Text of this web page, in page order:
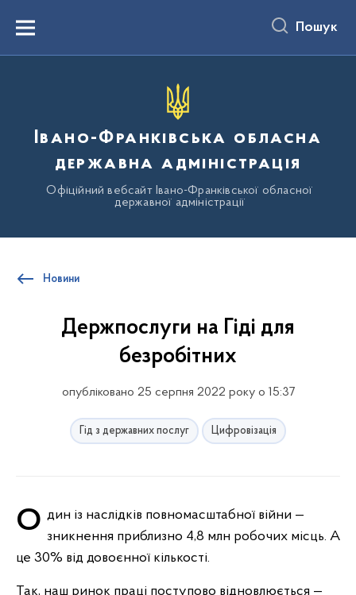
вмістуMenu Пошук
Івано-Франківська обласна
державна адміністрація
Офіційний вебсайт Івано-Франківської обласної
державної адміністрації
Новини
Держпослуги на Гіді для
безробітних
опубліковано 25 серпня 2022 року о 15:37
Гід з державних послуг Цифровізація
Один із наслідків повномасштабної війни — зникнення приблизно 4,8 млн робочих місць. А
це 30% від довоєнної кількості.
Так, наш ринок праці поступово відновлюється —